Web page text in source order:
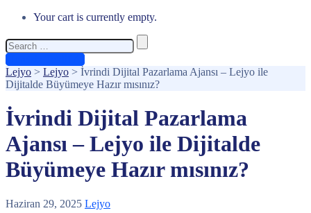
Your cart is currently empty.
Search
for:
Lejyo > Lejyo > İvrindi Dijital Pazarlama Ajansı – Lejyo ile
Dijitalde Büyümeye Hazır mısınız?
İvrindi Dijital Pazarlama
Ajansı – Lejyo ile Dijitalde
Büyümeye Hazır mısınız?
Haziran 29, 2025 Lejyo